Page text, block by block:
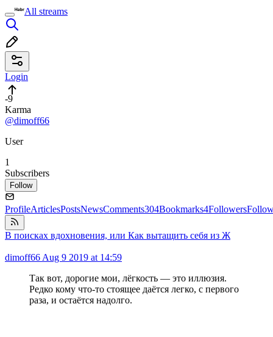
All streams
Login
-9
Karma
@dimoff66
User
1
Subscribers
Follow
ProfileArticlesPostsNewsComments304Bookmarks4Followers
В поисках вдохновения, или Как вытащить себя из Ж
dimoff66 Aug 9 2019 at 14:59
Так вот, дорогие мои, лёгкость — это иллюзия.
Редко кому что-то стоящее даётся легко, с первого
раза, и остаётся надолго.